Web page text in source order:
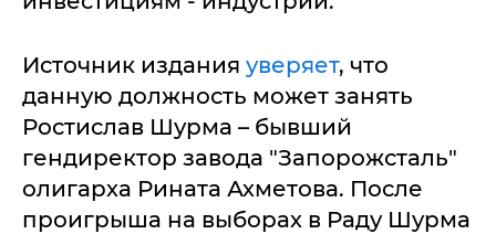
Источник издания уверяет, что
данную должность может занять
Ростислав Шурма – бывший
гендиректор завода "Запорожсталь"
олигарха Рината Ахметова. После
проигрыша на выборах в Раду Шурма